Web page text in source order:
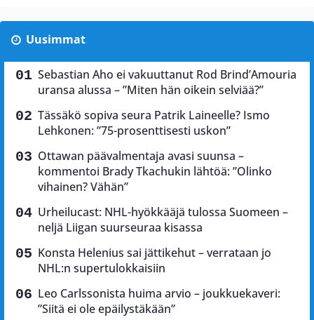
Uusimmat
Sebastian Aho ei vakuuttanut Rod Brind’Amouria
uransa alussa – ”Miten hän oikein selviää?”
Tässäkö sopiva seura Patrik Laineelle? Ismo
Lehkonen: ”75-prosenttisesti uskon”
Ottawan päävalmentaja avasi suunsa –
kommentoi Brady Tkachukin lähtöä: ”Olinko
vihainen? Vähän”
Urheilucast: NHL-hyökkääjä tulossa Suomeen –
neljä Liigan suurseuraa kisassa
Konsta Helenius sai jättikehut – verrataan jo
NHL:n supertulokkaisiin
Leo Carlssonista huima arvio – joukkuekaveri:
”Siitä ei ole epäilystäkään”